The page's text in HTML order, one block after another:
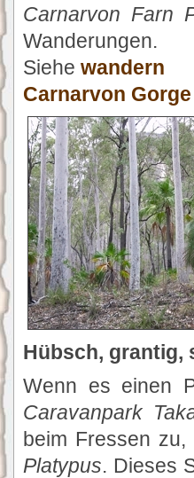
Carnarvon Farn
Wanderungen.
Siehe wandern
Carnarvon
Hübsch, grantig,
Wenn es einen
Caravanpark
beim Fressen zu,
Platypus. Dieses